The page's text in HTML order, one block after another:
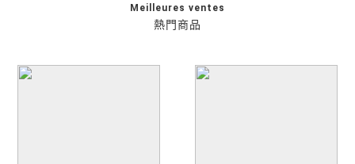
熱門商品
Meilleures ventes